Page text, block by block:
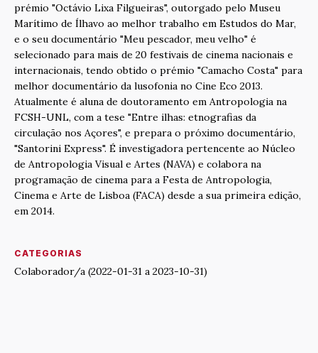
prémio "Octávio Lixa Filgueiras", outorgado pelo Museu
Marítimo de Ílhavo ao melhor trabalho em Estudos do Mar,
e o seu documentário "Meu pescador, meu velho" é
selecionado para mais de 20 festivais de cinema nacionais e
internacionais, tendo obtido o prémio "Camacho Costa" para
melhor documentário da lusofonia no Cine Eco 2013.
Atualmente é aluna de doutoramento em Antropologia na
FCSH-UNL, com a tese "Entre ilhas: etnografias da
circulação nos Açores", e prepara o próximo documentário,
"Santorini Express". É investigadora pertencente ao Núcleo
de Antropologia Visual e Artes (NAVA) e colabora na
programação de cinema para a Festa de Antropologia,
Cinema e Arte de Lisboa (FACA) desde a sua primeira edição,
em 2014.
CATEGORIAS
Colaborador/a (2022-01-31 a 2023-10-31)